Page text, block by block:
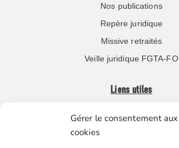
Gérer le consentement aux
cookies
Nos publications
Repère juridique
Missive retraités
Veille juridique FGTA-FO
Liens utiles
Boutique en ligne